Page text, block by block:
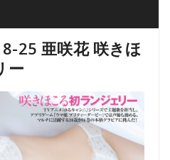
25 亜咲花 咲きほ
ー